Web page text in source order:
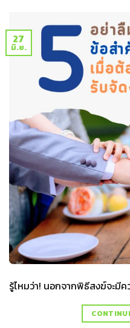
27
มิ.ย.
รู้ไหมว่า! นอกจากพิธีสงฆ์จะมี